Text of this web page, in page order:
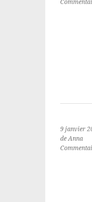
9 janvier
de Anna